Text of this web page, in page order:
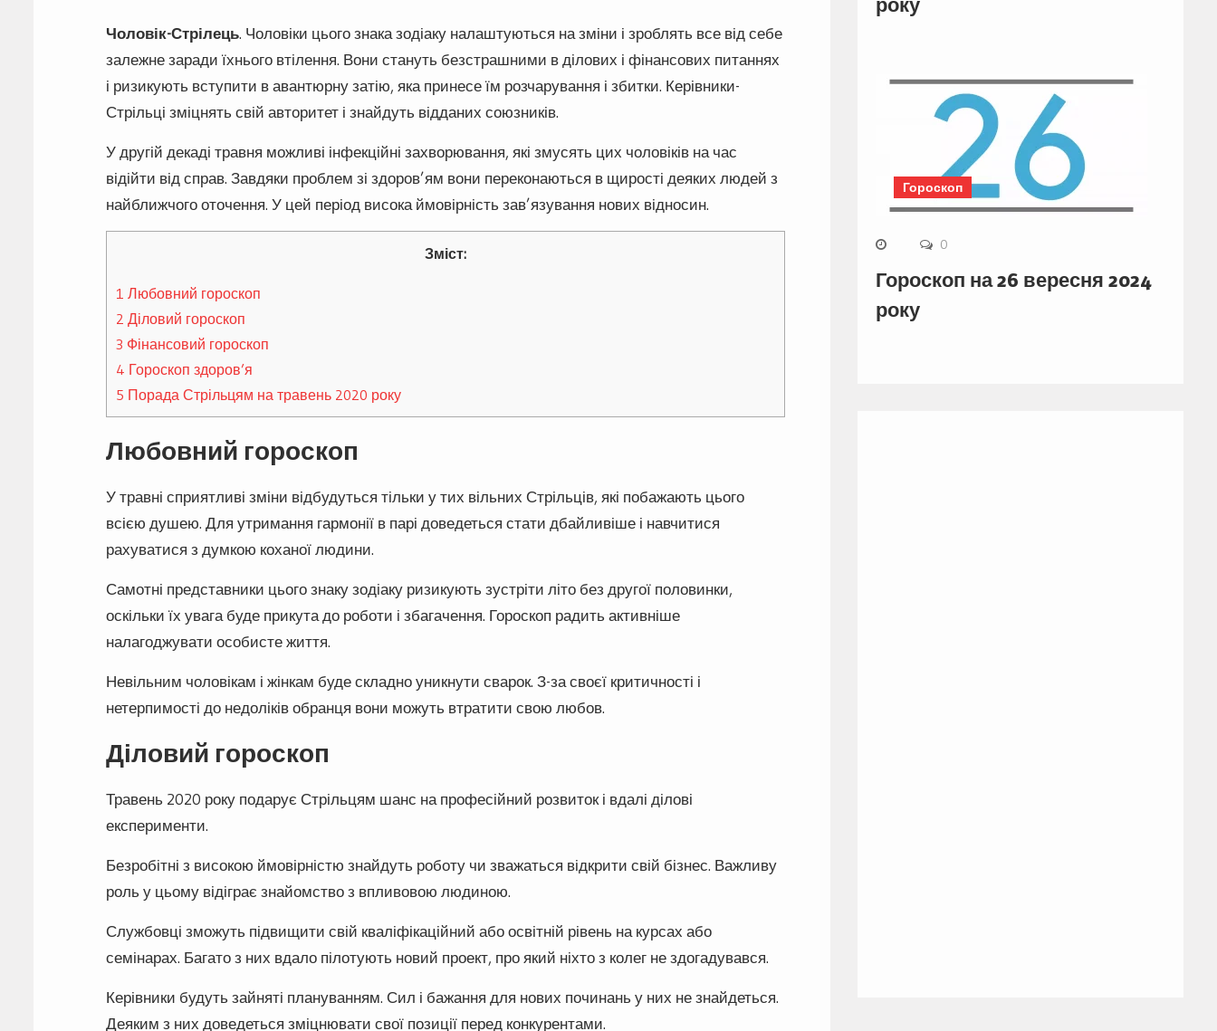
Чоловік-Стрілець. Чоловіки цього знака зодіаку налаштуються на зміни і зроблять все від себе
залежне заради їхнього втілення. Вони стануть безстрашними в ділових і фінансових питаннях
і ризикують вступити в авантюрну затію, яка принесе їм розчарування і збитки. Керівники-
Стрільці зміцнять свій авторитет і знайдуть відданих союзників.
У другій декаді травня можливі інфекційні захворювання, які змусять цих чоловіків на час
відійти від справ. Завдяки проблем зі здоров’ям вони переконаються в щирості деяких людей з
найближчого оточення. У цей період висока ймовірність зав’язування нових відносин.
Зміст:
1 Любовний гороскоп
2 Діловий гороскоп
3 Фінансовий гороскоп
4 Гороскоп здоров’я
5 Порада Стрільцям на травень 2020 року
Любовний гороскоп
У травні сприятливі зміни відбудуться тільки у тих вільних Стрільців, які побажають цього
всією душею. Для утримання гармонії в парі доведеться стати дбайливіше і навчитися
рахуватися з думкою коханої людини.
Самотні представники цього знаку зодіаку ризикують зустріти літо без другої половинки,
оскільки їх увага буде прикута до роботи і збагачення. Гороскоп радить активніше
налагоджувати особисте життя.
Невільним чоловікам і жінкам буде складно уникнути сварок. З-за своєї критичності і
нетерпимості до недоліків обранця вони можуть втратити свою любов.
Діловий гороскоп
Травень 2020 року подарує Стрільцям шанс на професійний розвиток і вдалі ділові
експерименти.
Безробітні з високою ймовірністю знайдуть роботу чи зважаться відкрити свій бізнес. Важливу
роль у цьому відіграє знайомство з впливовою людиною.
Службовці зможуть підвищити свій кваліфікаційний або освітній рівень на курсах або
семінарах. Багато з них вдало пілотують новий проект, про який ніхто з колег не здогадувався.
Керівники будуть зайняті плануванням. Сил і бажання для нових починань у них не знайдеться.
Деяким з них доведеться зміцнювати свої позиції перед конкурентами.
Гороскоп
0
Гороскоп на 26 вересня 2024
року